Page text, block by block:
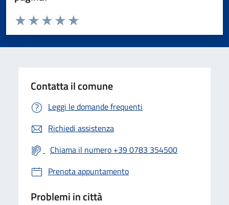
Valuta da 1 a 5 stelle la pagina
Valuta 5 stelle su 5
Valuta 4 stelle su 5
Valuta 3 stelle su 5
Valuta 2 stelle su 5
Valuta 1 stelle su 5
Contatta il comune
Leggi le domande frequenti
Richiedi assistenza
Chiama il numero +39 0783 354500
Prenota appuntamento
Problemi in città